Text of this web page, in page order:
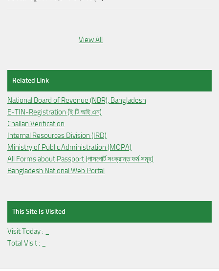
View All
Related Link
National Board of Revenue (NBR), Bangladesh
E-TIN-Registration (ই.টি.আই.এন)
Challan Verification
Internal Resources Division (IRD)
Ministry of Public Administration (MOPA)
All Forms about Passport (পাসপোর্ট সংক্রান্ত ফর্ম সমূহ)
Bangladesh National Web Portal
This Site Is Visited
Visit Today :
Total Visit :